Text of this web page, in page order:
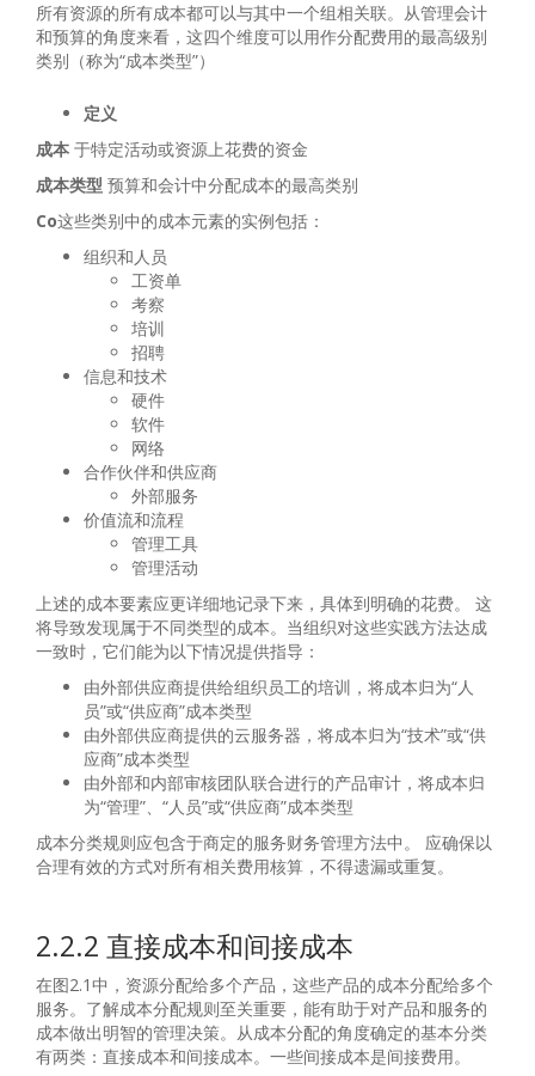
所有资源的所有成本都可以与其中一个组相关联。从管理会计
和预算的角度来看，这四个维度可以用作分配费用的最高级别
类别（称为“成本类型”）
定义
成本 于特定活动或资源上花费的资金
成本类型 预算和会计中分配成本的最高类别
Co这些类别中的成本元素的实例包括：
组织和人员
工资单
考察
培训
招聘
信息和技术
硬件
软件
网络
合作伙伴和供应商
外部服务
价值流和流程
管理工具
管理活动
上述的成本要素应更详细地记录下来，具体到明确的花费。 这
将导致发现属于不同类型的成本。当组织对这些实践方法达成
一致时，它们能为以下情况提供指导：
由外部供应商提供给组织员工的培训，将成本归为“人
员”或“供应商”成本类型
由外部供应商提供的云服务器，将成本归为“技术”或“供
应商”成本类型
由外部和内部审核团队联合进行的产品审计，将成本归
为“管理”、“人员”或“供应商”成本类型
成本分类规则应包含于商定的服务财务管理方法中。 应确保以
合理有效的方式对所有相关费用核算，不得遗漏或重复。
2.2.2 直接成本和间接成本
在图2.1中，资源分配给多个产品，这些产品的成本分配给多个
服务。了解成本分配规则至关重要，能有助于对产品和服务的
成本做出明智的管理决策。从成本分配的角度确定的基本分类
有两类：直接成本和间接成本。一些间接成本是间接费用。